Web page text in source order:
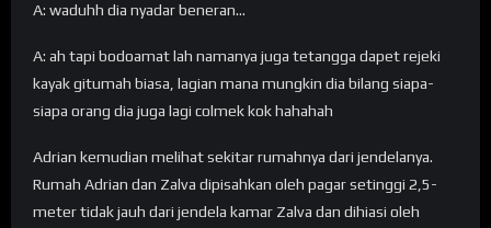
A: waduhh dia nyadar beneran…
A: ah tapi bodoamat lah namanya juga tetangga dapet rejeki
kayak gitumah biasa, lagian mana mungkin dia bilang siapa-
siapa orang dia juga lagi colmek kok hahahah
Adrian kemudian melihat sekitar rumahnya dari jendelanya.
Rumah Adrian dan Zalva dipisahkan oleh pagar setinggi 2,5-
meter tidak jauh dari jendela kamar Zalva dan dihiasi oleh